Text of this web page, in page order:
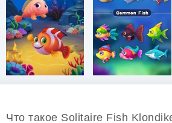
Что такое Solitaire Fish